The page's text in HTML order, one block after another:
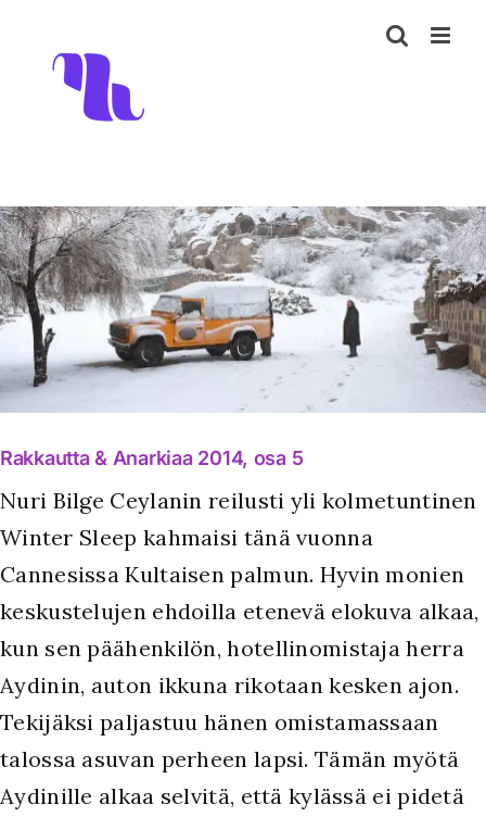
content
Rakkautta & Anarkiaa 2014, osa 5
Nuri Bilge Ceylanin reilusti yli kolmetuntinen
Winter Sleep kahmaisi tänä vuonna
Cannesissa Kultaisen palmun. Hyvin monien
keskustelujen ehdoilla etenevä elokuva alkaa,
kun sen päähenkilön, hotellinomistaja herra
Aydinin, auton ikkuna rikotaan kesken ajon.
Tekijäksi paljastuu hänen omistamassaan
talossa asuvan perheen lapsi. Tämän myötä
Aydinille alkaa selvitä, että kylässä ei pidetä